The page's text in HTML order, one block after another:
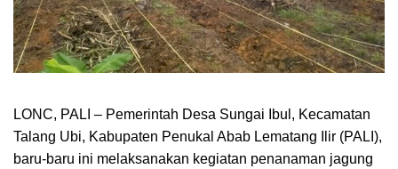
LONC, PALI – Pemerintah Desa Sungai Ibul, Kecamatan
Talang Ubi, Kabupaten Penukal Abab Lematang Ilir (PALI),
baru-baru ini melaksanakan kegiatan penanaman jagung